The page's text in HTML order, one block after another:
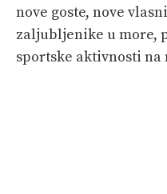
nove goste, nove
zaljubljenike u more,
sportske aktivnosti na